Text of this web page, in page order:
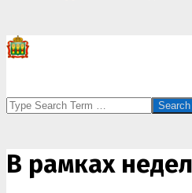
Search
В рамках